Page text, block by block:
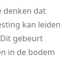
denken dat
kan leiden
gebeurt
in de bodem